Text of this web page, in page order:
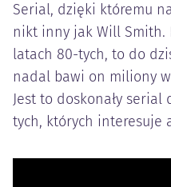
Serial, dzięki któremu
nikt inny jak Will Smith.
latach 80-tych, to do
nadal bawi on miliony
Jest to doskonały
tych, których interesuje